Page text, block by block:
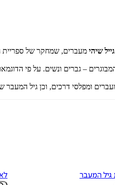
גייל שיהי מעברים, שמחקר של ספריית
– גברים ונשים. על פי
גיל המעבר